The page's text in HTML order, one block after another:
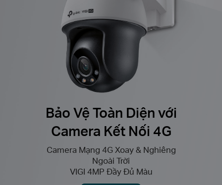
Bảo Vệ Toàn Diện với
Camera Kết Nối 4G
Camera Mạng 4G Xoay & Nghiêng
Ngoài Trời
VIGI 4MP Đầy Đủ Màu